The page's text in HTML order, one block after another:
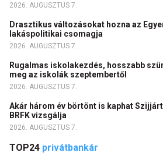
2026. AUGUSZTUS 7.
Drasztikus változásokat hozna az
lakáspolitikai csomagja
2026. AUGUSZTUS 7.
Rugalmas iskolakezdés, hosszabb
meg az iskolák szeptembertől
2026. AUGUSZTUS 7.
Akár három év börtönt is kaphat
BRFK vizsgálja
2026. AUGUSZTUS 7.
TOP24 privátbankár